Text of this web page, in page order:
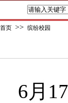
首页 >> 缤纷校园
6月